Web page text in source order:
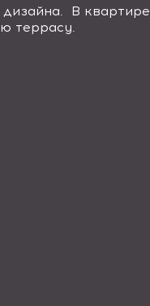
дизайна. В квартире
террасу.